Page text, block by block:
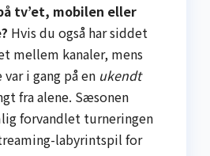
tv’et, mobilen eller
Hvis du også har siddet
mellem kanaler, mens
i gang på en ukendt
fra alene. Sæsonen
forvandlet turneringen
labyrintspil for